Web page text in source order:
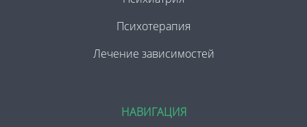
Психотерапия
Лечение зависимостей
НАВИГАЦИЯ